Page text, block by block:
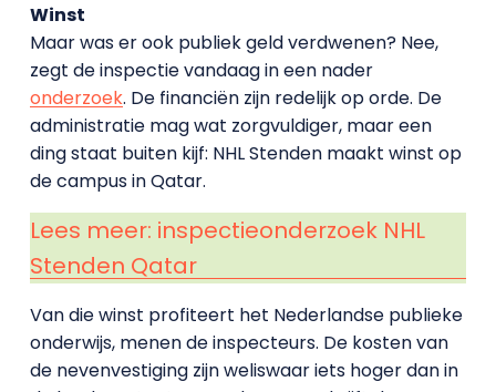
Winst
Maar was er ook publiek geld verdwenen? Nee,
zegt de inspectie vandaag in een nader
onderzoek. De financiën zijn redelijk op orde. De
administratie mag wat zorgvuldiger, maar een
ding staat buiten kijf: NHL Stenden maakt winst op
de campus in Qatar.
Lees meer: inspectieonderzoek NHL
Stenden Qatar
Van die winst profiteert het Nederlandse publieke
onderwijs, menen de inspecteurs. De kosten van
de nevenvestiging zijn weliswaar iets hoger dan in